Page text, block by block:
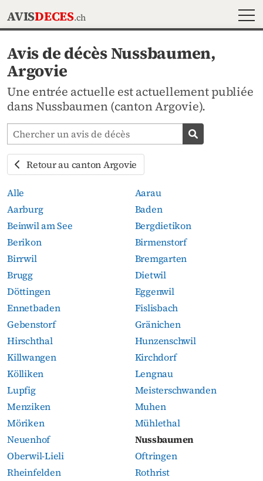
AVISDECES.ch
Avis de décès Nussbaumen,
Argovie
Une entrée actuelle est actuellement publiée
dans Nussbaumen (canton Argovie).
Chercher les avis mortuaires
Chercher un
Retour au canton Argovie
Alle
Aarau
Aarburg
Baden
Beinwil am See
Bergdietikon
Berikon
Birmenstorf
Birrwil
Bremgarten
Brugg
Dietwil
Döttingen
Eggenwil
Ennetbaden
Fislisbach
Gebenstorf
Gränichen
Hirschthal
Hunzenschwil
Killwangen
Kirchdorf
Kölliken
Lengnau
Lupfig
Meisterschwanden
Menziken
Muhen
Möriken
Mühlethal
Neuenhof
Nussbaumen
Oberwil-Lieli
Oftringen
Rheinfelden
Rothrist